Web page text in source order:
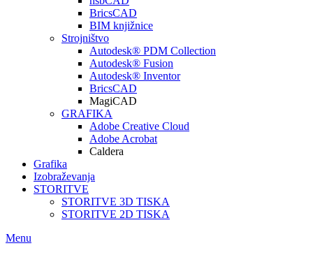
BricsCAD
BIM knjižnice
Strojništvo
Autodesk® PDM Collection
Autodesk® Fusion
Autodesk® Inventor
BricsCAD
MagiCAD
GRAFIKA
Adobe Creative Cloud
Adobe Acrobat
Caldera
Grafika
Izobraževanja
STORITVE
STORITVE 3D TISKA
STORITVE 2D TISKA
Menu